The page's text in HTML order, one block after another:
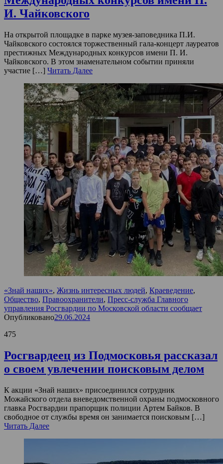
И. Чайковского
На открытой площадке в парке музея-заповедника П.И.
Чайковского состоялся торжественный гала-концерт лауреатов
престижных Международных конкурсов имени П. И.
Чайковского. В этом знаменательном событии приняли
участие […] Читать Далее
«Знай наших», Жизнь интересных людей, Краеведение,
Общество, Правоохранители, Пресс-служба Главного
управления Росгвардии по Московской области сообщает
Опубликовано29.06.2024
475
Росгвардеец из Подмосковья рассказал
о своем увлечении поисковым делом
К акции «Знай наших» присоединился сотрудник
Можайского отдела вневедомственной охраны подмосковного
главка Росгвардии прапорщик полиции Артем Байков. В
свободное от службы время он занимается поисковым […]
Читать Далее